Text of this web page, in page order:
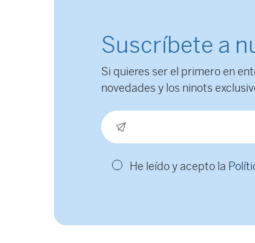
Suscríbete a
Si quieres ser el primero en
novedades y los ninots
He leído y acepto la